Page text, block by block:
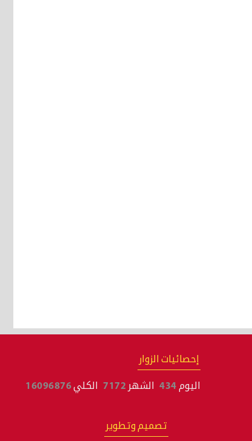
إحصائيات الزوار
اليوم 434 الشهر 7172 الكلي16096876
تصميم وتطوير